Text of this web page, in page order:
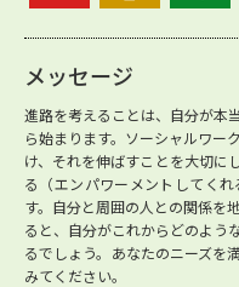
メッセージ
進路を考えることは、自分が本
ら始まります。ソーシャルワー
け、それを伸ばすことを大切に
る（エンパワーメントしてく
す。自分と周囲の人との関係を
ると、自分がこれからどのよう
るでしょう。あなたのニーズを
みてください。